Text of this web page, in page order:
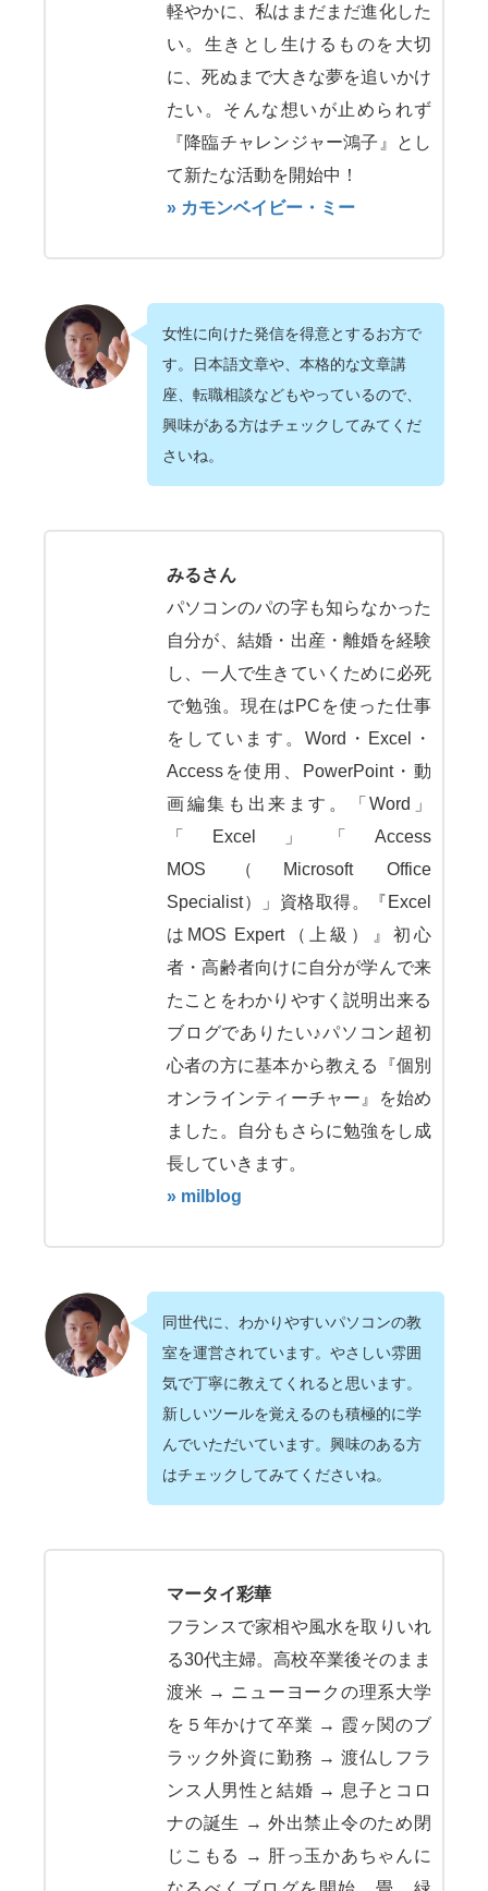
軽やかに、私はまだまだ進化した
い。生きとし生けるものを大切
に、死ぬまで大きな夢を追いかけ
たい。そんな想いが止められず
『降臨チャレンジャー鴻子』とし
て新たな活動を開始中！
» カモンベイビー・ミー
女性に向けた発信を得意とするお方で
す。日本語文章や、本格的な文章講
座、転職相談などもやっているので、
興味がある方はチェックしてみてくだ
さいね。
みるさん
パソコンのパの字も知らなかった
自分が、結婚・出産・離婚を経験
し、一人で生きていくために必死
で勉強。現在はPCを使った仕事
をしています。Word・Excel・
Accessを使用、PowerPoint・動
画編集も出来ます。「Word」
「Excel」「Access
MOS（Microsoft Office
Specialist）」資格取得。『Excel
はMOS Expert（上級）』初心
者・高齢者向けに自分が学んで来
たことをわかりやすく説明出来る
ブログでありたい♪パソコン超初
心者の方に基本から教える『個別
オンラインティーチャー』を始め
ました。自分もさらに勉強をし成
長していきます。
» milblog
同世代に、わかりやすいパソコンの教
室を運営されています。やさしい雰囲
気で丁寧に教えてくれると思います。
新しいツールを覚えるのも積極的に学
んでいただいています。興味のある方
はチェックしてみてくださいね。
マータイ彩華
フランスで家相や風水を取りいれ
る30代主婦。高校卒業後そのまま
渡米 → ニューヨークの理系大学
を５年かけて卒業 → 霞ヶ関のブ
ラック外資に勤務 → 渡仏しフラ
ンス人男性と結婚 → 息子とコロ
ナの誕生 → 外出禁止令のため閉
じこもる → 肝っ玉かあちゃんに